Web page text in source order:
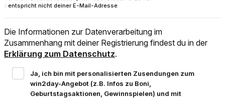
Die Informationen zur Datenverarbeitung im
Zusammenhang mit deiner Registrierung findest du in der
Erklärung zum Datenschutz.
Ja, ich bin mit personalisierten Zusendungen zum
win2day-Angebot (z.B. Infos zu Boni,
Geburtstagsaktionen, Gewinnspielen) und mit